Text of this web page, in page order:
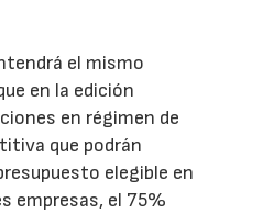
el mismo
en la edición
en régimen de
que podrán
elegible en
empresas, el 75%